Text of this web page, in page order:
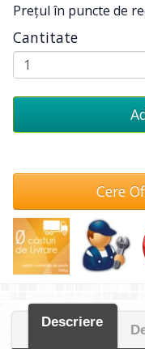
Preţul în puncte de
Cantitate
Cere
Descriere